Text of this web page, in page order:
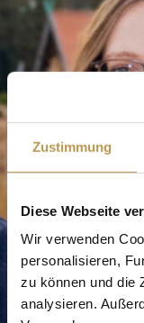
Zustimmung
Diese Webseite
Wir verwenden
personalisieren,
zu können und die
analysieren.